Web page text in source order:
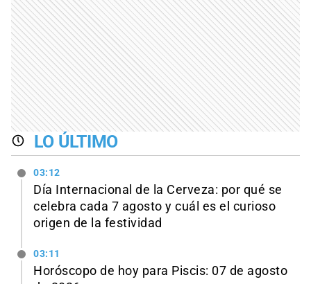
LO ÚLTIMO
03:12
Día Internacional de la Cerveza: por qué se
celebra cada 7 agosto y cuál es el curioso
origen de la festividad
03:11
Horóscopo de hoy para Piscis: 07 de agosto